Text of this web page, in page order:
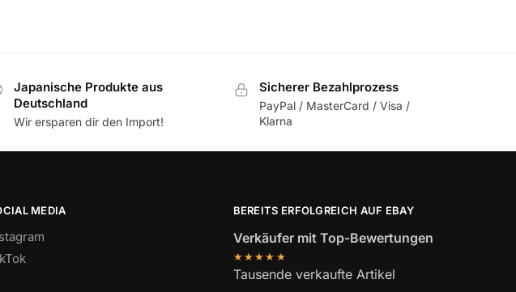
Japanische Produkte aus
Deutschland
Wir ersparen dir den Import!
Sicherer Bezahlprozess
PayPal / MasterCard / Visa /
Klarna
MEDIA BEREITS ERFOLGREICH AUF EBAY
Verkäufer mit Top-Bewertungen
★★★★★
Tausende verkaufte Artikel